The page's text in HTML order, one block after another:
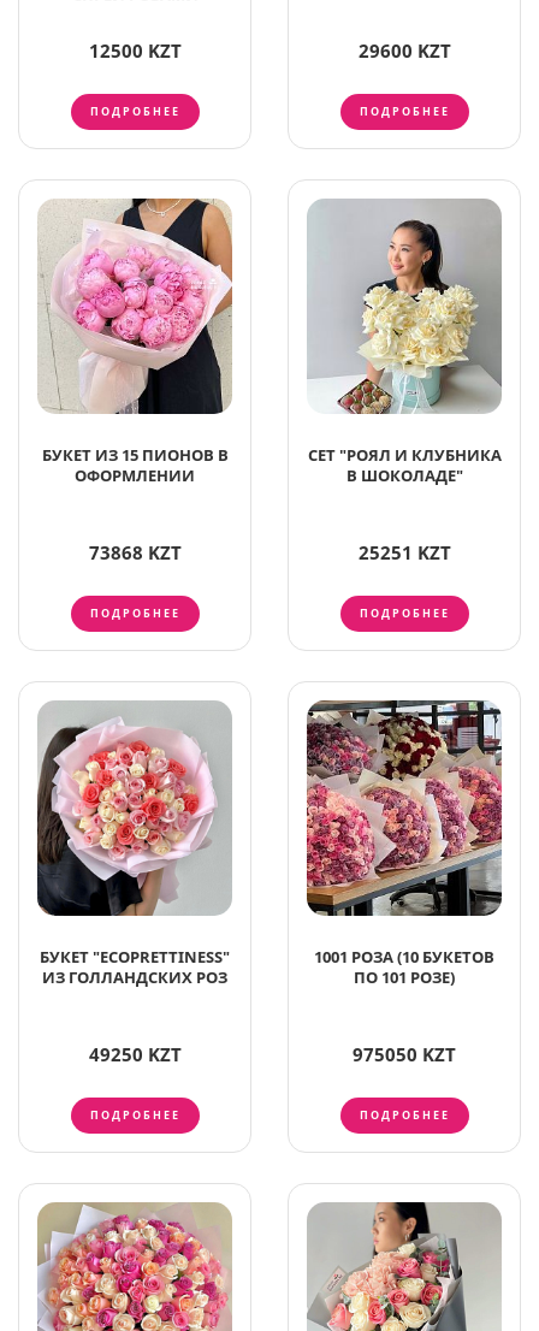
12500 KZT
ПОДРОБНЕЕ
29600 KZT
ПОДРОБНЕЕ
БУКЕТ ИЗ 15 ПИОНОВ В
ОФОРМЛЕНИИ
73868 KZT
ПОДРОБНЕЕ
СЕТ "РОЯЛ И КЛУБНИКА
В ШОКОЛАДЕ"
25251 KZT
ПОДРОБНЕЕ
БУКЕТ "ECOPRETTINESS"
ИЗ ГОЛЛАНДСКИХ РОЗ
49250 KZT
ПОДРОБНЕЕ
1001 РОЗА (10 БУКЕТОВ
ПО 101 РОЗЕ)
975050 KZT
ПОДРОБНЕЕ